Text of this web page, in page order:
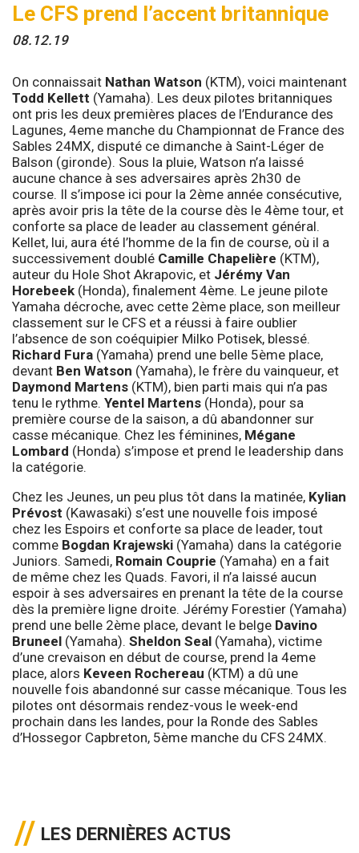
Le CFS prend l’accent britannique
08.12.19
On connaissait Nathan Watson (KTM), voici maintenant
Todd Kellett (Yamaha). Les deux pilotes britanniques
ont pris les deux premières places de l’Endurance des
Lagunes, 4eme manche du Championnat de France des
Sables 24MX, disputé ce dimanche à Saint-Léger de
Balson (gironde). Sous la pluie, Watson n’a laissé
aucune chance à ses adversaires après 2h30 de
course. Il s’impose ici pour la 2ème année consécutive,
après avoir pris la tête de la course dès le 4ème tour, et
conforte sa place de leader au classement général.
Kellet, lui, aura été l’homme de la fin de course, où il a
successivement doublé Camille Chapelière (KTM),
auteur du Hole Shot Akrapovic, et Jérémy Van
Horebeek (Honda), finalement 4ème. Le jeune pilote
Yamaha décroche, avec cette 2ème place, son meilleur
classement sur le CFS et a réussi à faire oublier
l’absence de son coéquipier Milko Potisek, blessé.
Richard Fura (Yamaha) prend une belle 5ème place,
devant Ben Watson (Yamaha), le frère du vainqueur, et
Daymond Martens (KTM), bien parti mais qui n’a pas
tenu le rythme. Yentel Martens (Honda), pour sa
première course de la saison, a dû abandonner sur
casse mécanique. Chez les féminines, Mégane
Lombard (Honda) s’impose et prend le leadership dans
la catégorie.
Chez les Jeunes, un peu plus tôt dans la matinée, Kylian
Prévost (Kawasaki) s’est une nouvelle fois imposé
chez les Espoirs et conforte sa place de leader, tout
comme Bogdan Krajewski (Yamaha) dans la catégorie
Juniors. Samedi, Romain Couprie (Yamaha) en a fait
de même chez les Quads. Favori, il n’a laissé aucun
espoir à ses adversaires en prenant la tête de la course
dès la première ligne droite. Jérémy Forestier (Yamaha)
prend une belle 2ème place, devant le belge Davino
Bruneel (Yamaha). Sheldon Seal (Yamaha), victime
d’une crevaison en début de course, prend la 4eme
place, alors Keveen Rochereau (KTM) a dû une
nouvelle fois abandonné sur casse mécanique. Tous les
pilotes ont désormais rendez-vous le week-end
prochain dans les landes, pour la Ronde des Sables
d’Hossegor Capbreton, 5ème manche du CFS 24MX.
LES DERNIÈRES ACTUS